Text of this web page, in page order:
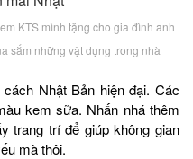
KTS mình tặng cho gia đình anh
sắm những vật dụng trong nhà
Nhật Bản hiện đại. Các
kem sữa. Nhấn nhá thêm
trang trí để giúp không gian
mà thôi.